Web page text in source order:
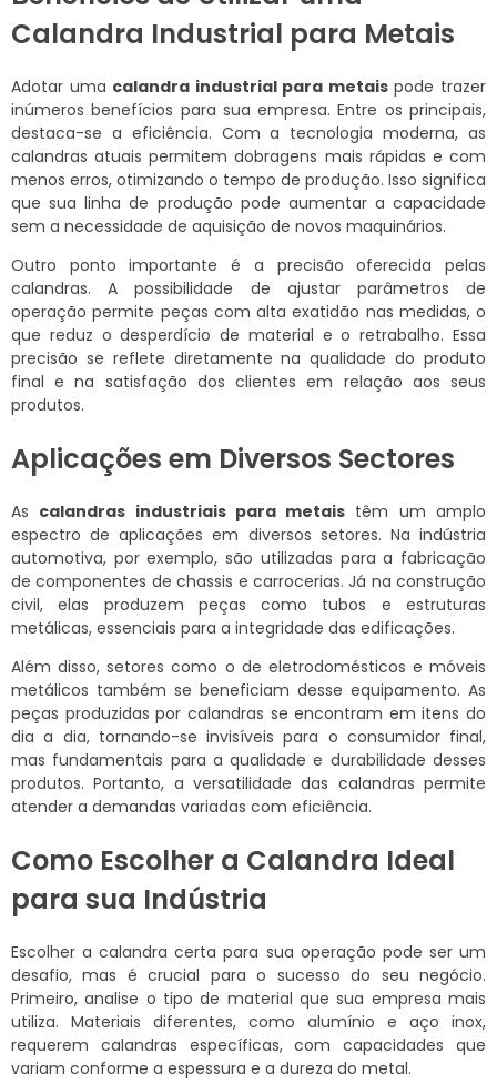
Calandra Industrial para Metais
Adotar uma calandra industrial para metaispode trazer
inúmeros benefícios para sua empresa. Entre os principais,
destaca-se a eficiência. Com a tecnologia moderna, as
calandras atuais permitem dobragens mais rápidas e com
menos erros, otimizando o tempo de produção. Isso significa
que sua linha de produção pode aumentar a capacidade
sem a necessidade de aquisição de novos maquinários.
Outro ponto importante é a precisão oferecida pelas
calandras. A possibilidade de ajustar parâmetros de
operação permite peças com alta exatidão nas medidas, o
que reduz o desperdício de material e o retrabalho. Essa
precisão se reflete diretamente na qualidade do produto
final e na satisfação dos clientes em relação aos seus
produtos.
Aplicações em Diversos Sectores
As calandras industriais para metais têm um amplo
espectro de aplicações em diversos setores. Na indústria
automotiva, por exemplo, são utilizadas para a fabricação
de componentes de chassis e carrocerias. Já na construção
civil, elas produzem peças como tubos e estruturas
metálicas, essenciais para a integridade das edificações.
Além disso, setores como o de eletrodomésticos e móveis
metálicos também se beneficiam desse equipamento. As
peças produzidas por calandras se encontram em itens do
dia a dia, tornando-se invisíveis para o consumidor final,
mas fundamentais para a qualidade e durabilidade desses
produtos. Portanto, a versatilidade das calandras permite
atender a demandas variadas com eficiência.
Como Escolher a Calandra Ideal
para sua Indústria
Escolher a calandra certa para sua operação pode ser um
desafio, mas é crucial para o sucesso do seu negócio.
Primeiro, analise o tipo de material que sua empresa mais
utiliza. Materiais diferentes, como alumínio e aço inox,
requerem calandras específicas, com capacidades que
variam conforme a espessura e a dureza do metal.